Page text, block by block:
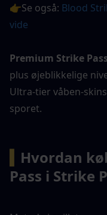
👉Se også: Blood
vide
Premium Strike
plus øjeblikkelige
Ultra-tier våben-
sporet.
Hvordan
Pass i Strike